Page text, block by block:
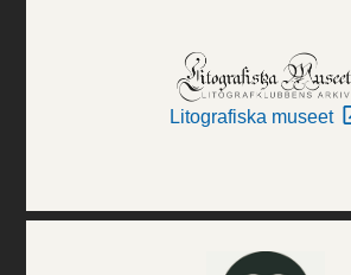
Litografiska museet